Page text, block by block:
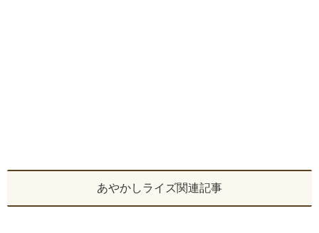
あやかしライズ関連記事